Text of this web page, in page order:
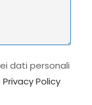
dati personali
Privacy Policy